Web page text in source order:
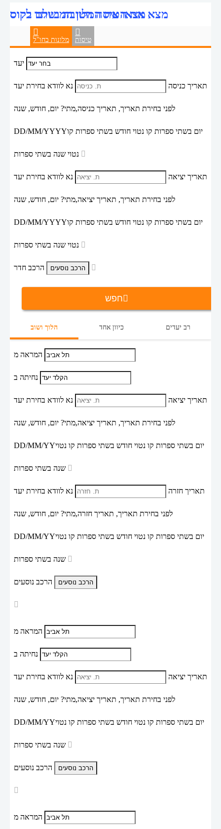
מלונות בחו"ל טיסות
מצאו את המלון המושלם בקוס
יעד
תאריך כניסה נא לוודא בחירת יעד
לפני בחירת תאריך, תאריך כניסה,מתי? יום, חודש, שנה
DD/MM/YYYYיום בשתי ספרות קו נטוי חודש בשתי ספרות קו
תאריך יציאה נא לוודא בחירת יעד
לפני בחירת תאריך, תאריך יציאה,מתי? יום, חודש, שנה
DD/MM/YYYYיום בשתי ספרות קו נטוי חודש בשתי ספרות קו
הרכב חדר
חפש
מצא את הטיסה הטובה ביותר לקוס
הלוך ושוב כיוון אחד רב יעדים
המראה מ
נחיתה ב
תאריך יציאה נא לוודא בחירת יעד
לפני בחירת תאריך, תאריך יציאה,מתי? יום, חודש, שנה
DD/MM/YYיום בשתי ספרות קו נטוי חודש בשתי ספרות קו נטוי
תאריך חזרה נא לוודא בחירת יעד
לפני בחירת תאריך, תאריך חזרה,מתי? יום, חודש, שנה
DD/MM/YYיום בשתי ספרות קו נטוי חודש בשתי ספרות קו נטוי
הרכב נוסעים
המראה מ
נחיתה ב
תאריך יציאה נא לוודא בחירת יעד
לפני בחירת תאריך, תאריך יציאה,מתי? יום, חודש, שנה
DD/MM/YYיום בשתי ספרות קו נטוי חודש בשתי ספרות קו נטוי
הרכב נוסעים
המראה מ